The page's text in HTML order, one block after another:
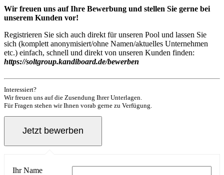
Wir freuen uns auf Ihre Bewerbung und stellen Sie gerne bei
unserem Kunden vor!
Registrieren Sie sich auch direkt für unseren Pool und lassen Sie
sich (komplett anonymisiert/ohne Namen/aktuelles Unternehmen
etc.) einfach, schnell und direkt von unseren Kunden finden:
https://soltgroup.kandiboard.de/bewerben
Interessiert?
Wir freuen uns auf die Zusendung Ihrer Unterlagen.
Für Fragen stehen wir Ihnen vorab gerne zu Verfügung.
Ihr Name